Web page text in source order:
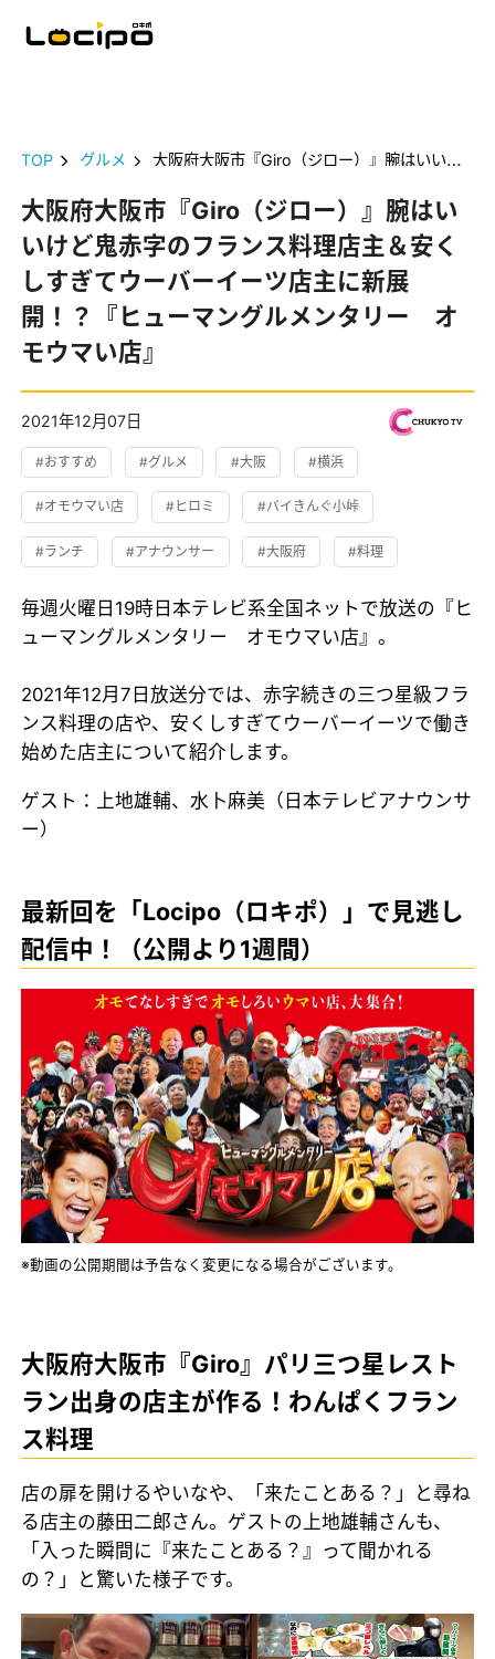
TOP グルメ 大阪府大阪市『Giro（ジロー）』腕はいいけど鬼赤字のフランス料理店主＆安くしすぎてウーバーイーツ店主に新展開！？『ヒューマングルメンタリー オモウマい店』
大阪府大阪市『Giro（ジロー）』腕はい
いけど鬼赤字のフランス料理店主＆安く
しすぎてウーバーイーツ店主に新展
開！？『ヒューマングルメンタリー オ
モウマい店』
2021年12月07日
#おすすめ #グルメ #大阪 #横浜
#オモウマい店 #ヒロミ #バイきんぐ小峠
#ランチ #アナウンサー #大阪府 #料理
毎週火曜日19時日本テレビ系全国ネットで放送の『ヒ
ューマングルメンタリー オモウマい店』。
2021年12月7日放送分では、赤字続きの三つ星級フラ
ンス料理の店や、安くしすぎてウーバーイーツで働き
始めた店主について紹介します。
ゲスト：上地雄輔、水卜麻美（日本テレビアナウンサ
ー）
最新回を「Locipo（ロキポ）」で見逃し
配信中！（公開より1週間）
※動画の公開期間は予告なく変更になる場合がございます。
大阪府大阪市『Giro』パリ三つ星レスト
ラン出身の店主が作る！わんぱくフラン
ス料理
店の扉を開けるやいなや、「来たことある？」と尋ね
る店主の藤田二郎さん。ゲストの上地雄輔さんも、
「入った瞬間に『来たことある？』って聞かれる
の？」と驚いた様子です。